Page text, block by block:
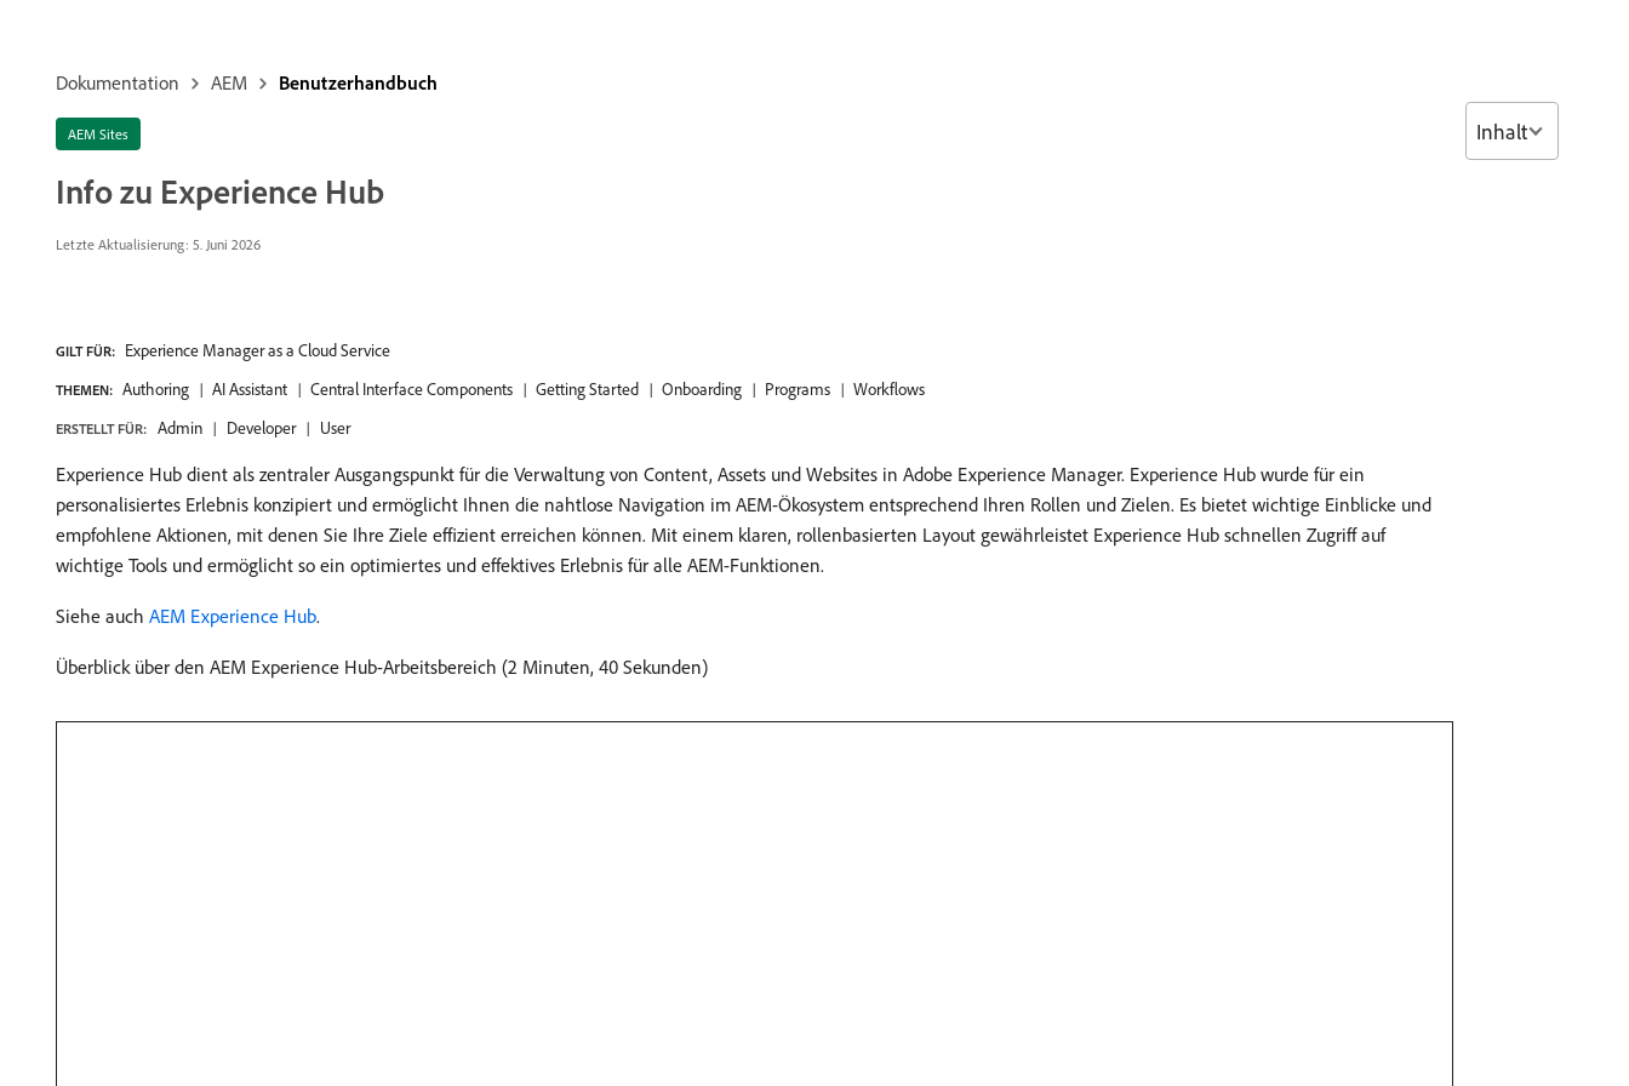
Dokumentation AEM Benutzerhandbuch
AEM Sites
Info zu Experience Hub
Letzte Aktualisierung: 5. Juni 2026
GILT FÜR: Experience Manager as a Cloud Service
THEMEN: Authoring AI Assistant Central Interface Components Getting Started Onboarding Programs Workflows
ERSTELLT FÜR: Admin Developer User
Experience Hub dient als zentraler Ausgangspunkt für die Verwaltung von Content, Assets und Websites in Adobe Experience Manager. Experience Hub wurde für ein
personalisiertes Erlebnis konzipiert und ermöglicht Ihnen die nahtlose Navigation im AEM-Ökosystem entsprechend Ihren Rollen und Zielen. Es bietet wichtige Einblicke und
empfohlene Aktionen, mit denen Sie Ihre Ziele effizient erreichen können. Mit einem klaren, rollenbasierten Layout gewährleistet Experience Hub schnellen Zugriff auf
wichtige Tools und ermöglicht so ein optimiertes und effektives Erlebnis für alle AEM-Funktionen.
Siehe auch AEM Experience Hub.
Überblick über den AEM Experience Hub-Arbeitsbereich (2 Minuten, 40 Sekunden)
Inhalt